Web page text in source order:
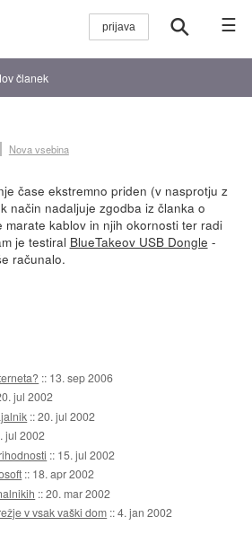
☰
članek
Nova vsebina
čase ekstremno priden (v nasprotju z
način nadaljuje zgodba iz članka o
marate kablov in njih okornosti ter radi
je testiral BlueTakeov USB Dongle -
računalo.
:: 13. sep 2006
jul 2002
::20. jul 2002
jul 2002
:: 15. jul 2002
:: 18. apr 2002
::20. mar 2002
v vsak vaški dom ::4. jan 2002